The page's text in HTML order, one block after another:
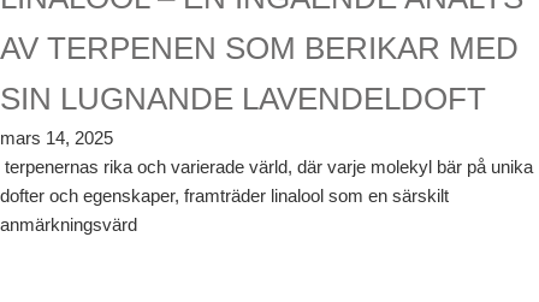
AV TERPENEN SOM BERIKAR MED
SIN LUGNANDE LAVENDELDOFT
mars 14, 2025
terpenernas rika och varierade värld, där varje molekyl bär på unika
dofter och egenskaper, framträder linalool som en särskilt
anmärkningsvärd